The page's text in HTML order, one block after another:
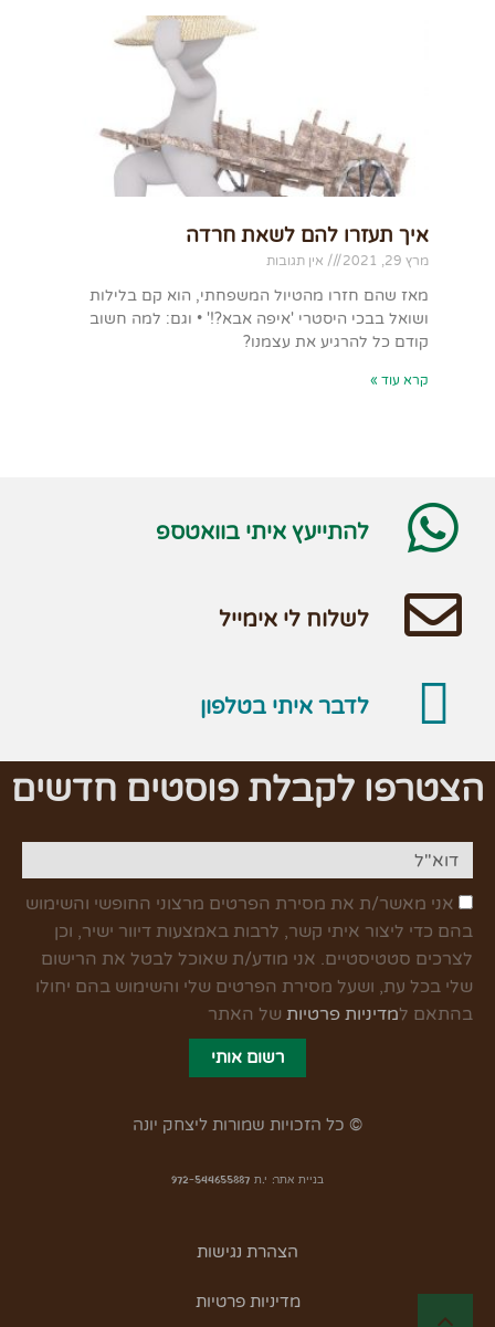
איך תעזרו להם לשאת חרדה
מרץ 29, 2021 אין תגובות
מאז שהם חזרו מהטיול המשפחתי, הוא קם בלילות
ושואל בבכי היסטרי 'איפה אבא?!' • וגם: למה חשוב
קודם כל להרגיע את עצמנו?
קרא עוד »
להתייעץ איתי בוואטספ
לשלוח לי אימייל
לדבר איתי בטלפון
הצטרפו לקבלת פוסטים חדשים
אני מאשר/ת את מסירת הפרטים מרצוני החופשי והשימוש
בהם כדי ליצור איתי קשר, לרבות באמצעות דיוור ישיר, וכן
לצרכים סטטיסטיים. אני מודע/ת שאוכל לבטל את הרישום
שלי בכל עת, ושעל מסירת הפרטים שלי והשימוש בהם יחולו
בהתאם למדיניות פרטיות של האתר
רשום אותי
© כל הזכויות שמורות ליצחק יונה
בניית אתר: י.ת 972-544655887
הצהרת נגישות
מדיניות פרטיות